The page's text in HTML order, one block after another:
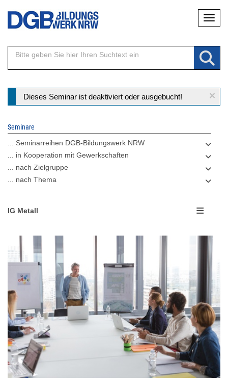
Direkt
Inhalt
×
Statusmeldung
Dieses Seminar ist deaktiviert oder ausgebucht!
Seminare
... Seminarreihen DGB-Bildungswerk NRW
... in Kooperation mit Gewerkschaften
... nach Zielgruppe
... nach Thema
IG Metall